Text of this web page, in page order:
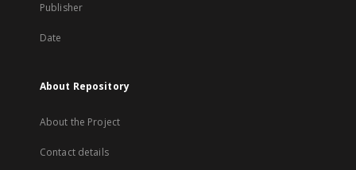
Publisher
Date
About Repository
About the Project
Contact details